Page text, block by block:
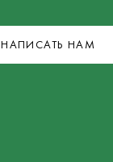
НАПИСАТЬ НАМ